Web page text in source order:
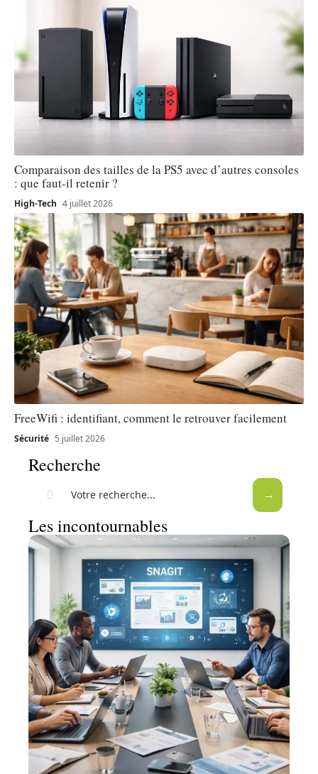
Comparaison des tailles de la PS5 avec d’autres consoles
: que faut-il retenir ?
High-Tech 4 juillet 2026
FreeWifi : identifiant, comment le retrouver facilement
Sécurité 5 juillet 2026
Recherche
Les incontournables